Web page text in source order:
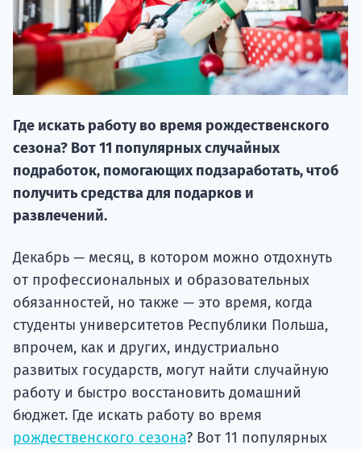
Где искать работу во время рождественского
сезона? Вот 11 популярных случайных
подработок, помогающих подзаработать, чтоб
получить средства для подарков и
развлечений.
Декабрь — месяц, в котором можно отдохнуть
от профессиональных и образовательных
обязанностей, но также — это время, когда
студенты университетов Республики Польша,
впрочем, как и других, индустриально
развитых государств, могут найти случайную
работу и быстро восстановить домашний
бюджет. Где искать работу во время
рождественского сезона? Вот 11 популярных
20.09
"Навчання
НАБІР